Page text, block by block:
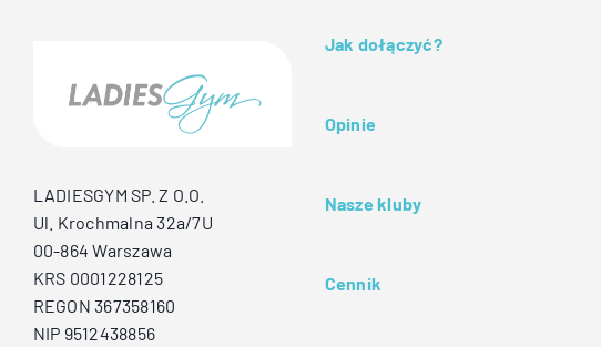
LADIESGYM SP. Z O.O.
Ul. Krochmalna 32a/7U
00-864 Warszawa
KRS 0001228125
REGON 367358160
NIP 9512438856
Jak dołączyć?
Opinie
Nasze kluby
Cennik